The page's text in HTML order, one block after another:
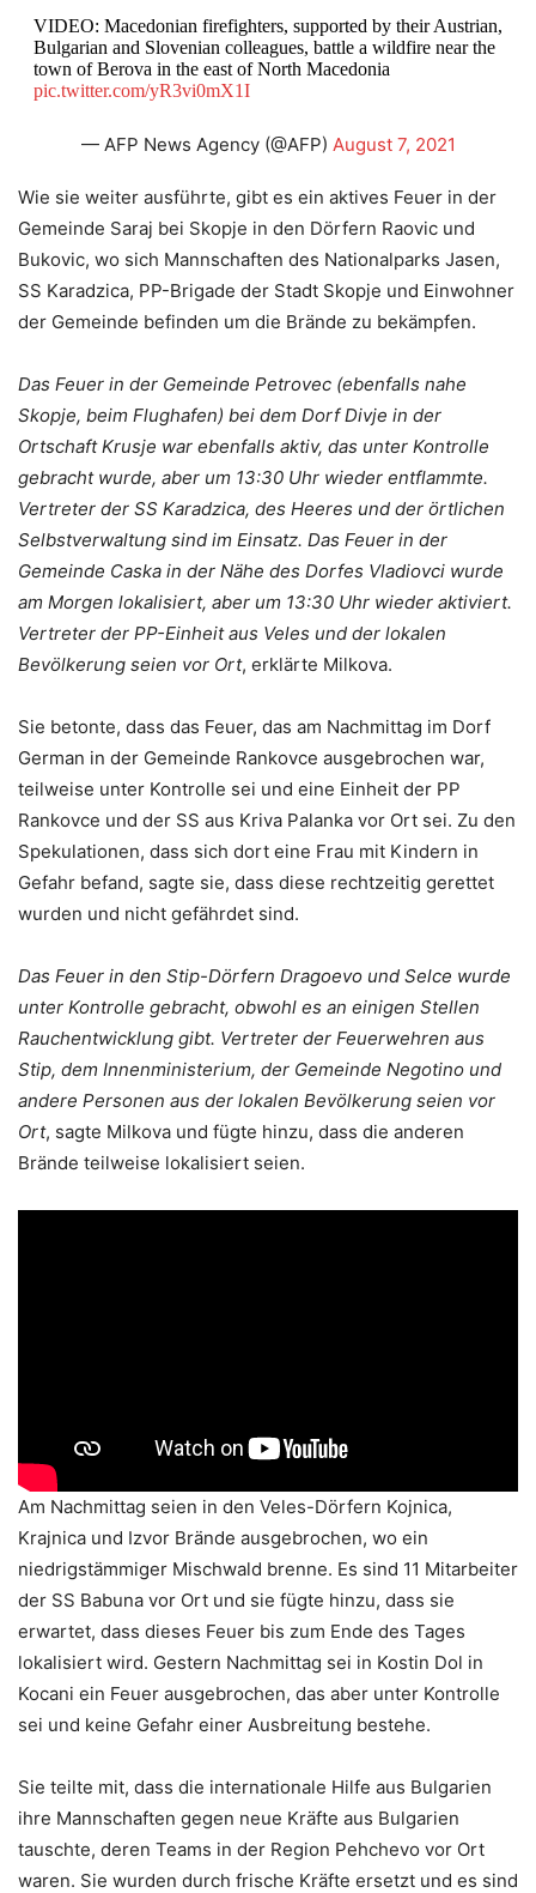
VIDEO: Macedonian firefighters, supported by their Austrian,
Bulgarian and Slovenian colleagues, battle a wildfire near the
town of Berova in the east of North Macedonia
pic.twitter.com/yR3vi0mX1I
— AFP News Agency (@AFP) August 7, 2021
Wie sie weiter ausführte, gibt es ein aktives Feuer in der
Gemeinde Saraj bei Skopje in den Dörfern Raovic und
Bukovic, wo sich Mannschaften des Nationalparks Jasen,
SS Karadzica, PP-Brigade der Stadt Skopje und Einwohner
der Gemeinde befinden um die Brände zu bekämpfen.
Das Feuer in der Gemeinde Petrovec (ebenfalls nahe
Skopje, beim Flughafen) bei dem Dorf Divje in der
Ortschaft Krusje war ebenfalls aktiv, das unter Kontrolle
gebracht wurde, aber um 13:30 Uhr wieder entflammte.
Vertreter der SS Karadzica, des Heeres und der örtlichen
Selbstverwaltung sind im Einsatz. Das Feuer in der
Gemeinde Caska in der Nähe des Dorfes Vladiovci wurde
am Morgen lokalisiert, aber um 13:30 Uhr wieder aktiviert.
Vertreter der PP-Einheit aus Veles und der lokalen
Bevölkerung seien vor Ort, erklärte Milkova.
Sie betonte, dass das Feuer, das am Nachmittag im Dorf
German in der Gemeinde Rankovce ausgebrochen war,
teilweise unter Kontrolle sei und eine Einheit der PP
Rankovce und der SS aus Kriva Palanka vor Ort sei. Zu den
Spekulationen, dass sich dort eine Frau mit Kindern in
Gefahr befand, sagte sie, dass diese rechtzeitig gerettet
wurden und nicht gefährdet sind.
Das Feuer in den Stip-Dörfern Dragoevo und Selce wurde
unter Kontrolle gebracht, obwohl es an einigen Stellen
Rauchentwicklung gibt. Vertreter der Feuerwehren aus
Stip, dem Innenministerium, der Gemeinde Negotino und
andere Personen aus der lokalen Bevölkerung seien vor
Ort, sagte Milkova und fügte hinzu, dass die anderen
Brände teilweise lokalisiert seien.
Am Nachmittag seien in den Veles-Dörfern Kojnica,
Krajnica und Izvor Brände ausgebrochen, wo ein
niedrigstämmiger Mischwald brenne. Es sind 11 Mitarbeiter
der SS Babuna vor Ort und sie fügte hinzu, dass sie
erwartet, dass dieses Feuer bis zum Ende des Tages
lokalisiert wird. Gestern Nachmittag sei in Kostin Dol in
Kocani ein Feuer ausgebrochen, das aber unter Kontrolle
sei und keine Gefahr einer Ausbreitung bestehe.
Sie teilte mit, dass die internationale Hilfe aus Bulgarien
ihre Mannschaften gegen neue Kräfte aus Bulgarien
tauschte, deren Teams in der Region Pehchevo vor Ort
waren. Sie wurden durch frische Kräfte ersetzt und es sind